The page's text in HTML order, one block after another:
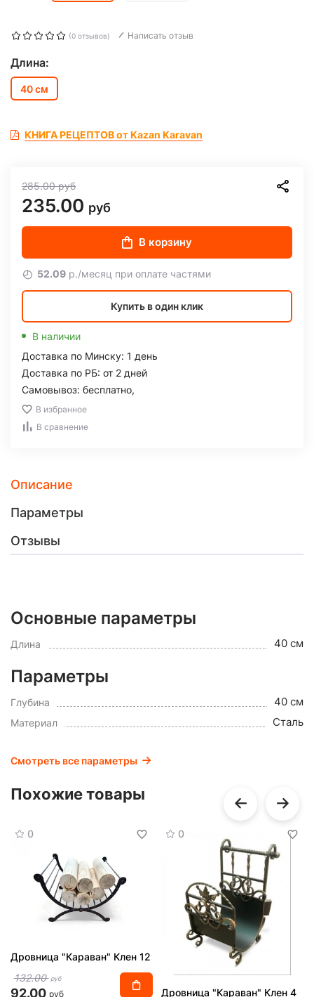
(0 отзывов) Написать отзыв
Длина:
40 см
КНИГА РЕЦЕПТОВ от Kazan Karavan
285.00руб
235.00 руб
В корзину
52.09 р./месяц при оплате частями
Купить в один клик
В наличии
Доставка по Минску: 1 день
Доставка по РБ: от 2 дней
Самовывоз: бесплатно,
В избранное
В сравнение
Описание
Параметры
Отзывы
Основные параметры
Длина 40 см
Параметры
Глубина 40 см
Материал Сталь
Смотреть все параметры
Похожие товары
0
Дровница "Караван" Клен 12
132.00 руб
92.00 руб
0
Дровница "Караван" Клен 4